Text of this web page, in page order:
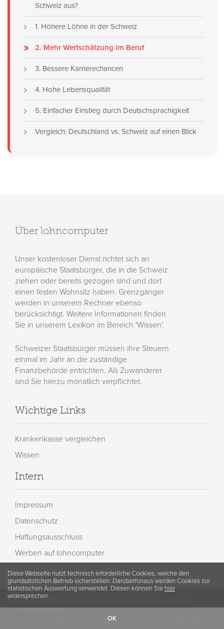
Schweiz aus?
1. Höhere Löhne in der Schweiz
2. Mehr Wertschätzung im Beruf
3. Bessere Karrierechancen
4. Hohe Lebensqualität
5. Einfacher Einstieg durch Deutschsprachigkeit
Vergleich: Deutschland vs. Schweiz auf einen Blick
Über lohncomputer
Unser kostenloser Dienst richtet sich an
europäische Staatsbürger, die in die Schweiz
ziehen oder bereits gezogen sind und dort
einen festen Wohnsitz haben. Grenzgänger
werden in unserem Rechner ebenso
berücksichtigt. Weitere Informationen finden
Sie in unserem Lexikon im Bereich 'Wissen'.
Schweizer Staatsbürger müssen ihre Steuern
einmal im Jahr an die zuständige
Finanzbehörde entrichten. Als Zuwanderer
sind Sie hierzu monatlich verpflichtet.
Wichtige Links
Krankenkasse vergleichen
Wissen
Intern
Impressum
Datenschutz
Haftungsausschluss
Werben auf lohncomputer
powered by PORDEV. Alle Rechte vorbehalten. Made with love in
Cologne, Germany.
lohncomputer auf facebook
Diese Webseite nutzt technisch erforderliche Cookies, welche den
grundsätzlichen Betrieb sicherstellen. Darüberhinaus werden Cookies zur
statistischen Auswertung verwendet. Diesen können Sie hier
widersprechen.
OK